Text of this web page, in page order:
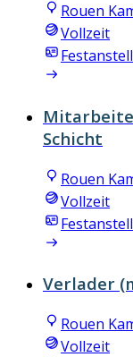
Rouen
Vollzeit
Schicht
Rouen
Vollzeit
Verlader
Rouen
Vollzeit